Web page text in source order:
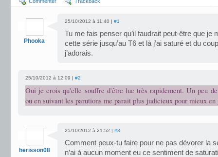
Phooka
25/10/2012 à 11:40 | #1
Tu me fais penser qu’il faudrait peut-être que je
cette série jusqu’au T6 et là j’ai saturé et du
j’adorais.
25/10/2012 à 12:09 | #2
Oui je crois qu'elle souffre d'être lue très rapidement. Un peu
ou en suivant les parutions me parait plus judicieux pour mieux
herisson08
25/10/2012 à 21:52 | #3
Comment peux-tu faire pour ne pas dévorer la
n’ai à aucun moment eu ce sentiment de